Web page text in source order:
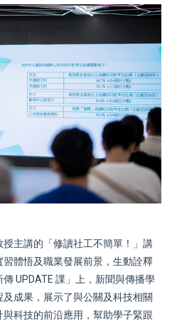
主講的「修讀社工不簡單！」講
體悟及職業發展前景，生動詮釋
UPDATE 課」上，新聞與傳播學
成果，展示了與公關及科技相關
科技的前沿應用，幫助學子緊跟